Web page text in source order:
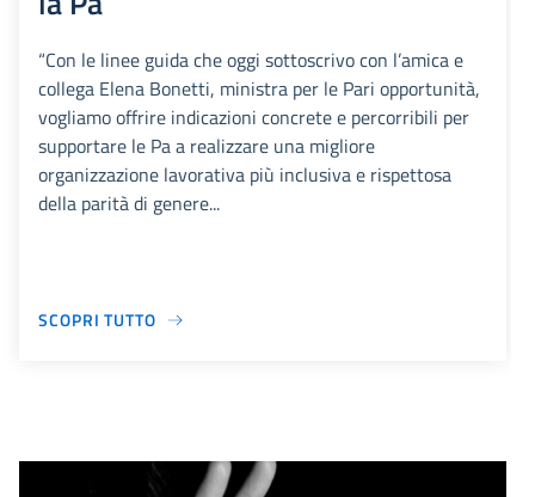
“Con le linee guida che oggi sottoscrivo con l’amica e
collega Elena Bonetti, ministra per le Pari opportunità,
vogliamo offrire indicazioni concrete e percorribili per
supportare le Pa a realizzare una migliore
organizzazione lavorativa più inclusiva e rispettosa
della parità di genere...
SCOPRI TUTTO